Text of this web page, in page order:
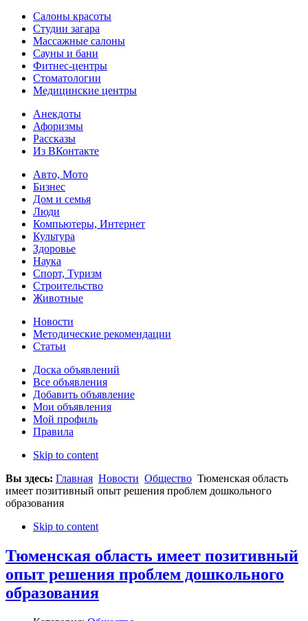
Салоны красоты
Студии загара
Массажные салоны
Сауны и бани
Фитнес-центры
Стоматологии
Медицинские центры
Анекдоты
Афоризмы
Рассказы
Из ВКонтакте
Авто, Мото
Бизнес
Дом и семья
Люди
Компьютеры, Интернет
Культура
Здоровье
Наука
Спорт, Туризм
Строительство
Животные
Новости
Методические рекомендации
Статьи
Доска объявлений
Все объявления
Добавить объявление
Мои объявления
Мой профиль
Правила
Skip to content
Вы здесь: Главная Новости Общество Тюменская область
имеет позитивный опыт решения проблем дошкольного
образования
Skip to content
Тюменская область имеет позитивный
опыт решения проблем дошкольного
образования